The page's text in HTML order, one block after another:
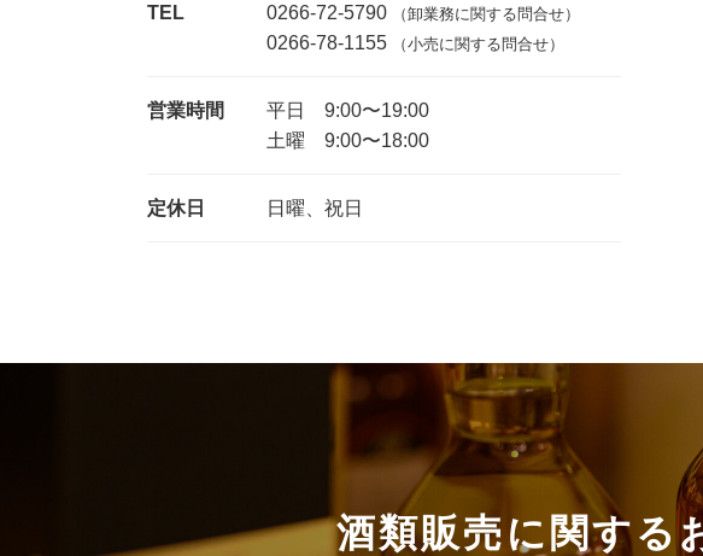
TEL 0266-72-5790 （卸業務に関する問合せ）
0266-78-1155 （小売に関する問合せ）
営業時間
平日 9:00〜19:00
土曜 9:00〜18:00
定休日 日曜、祝日
酒類販売に関する